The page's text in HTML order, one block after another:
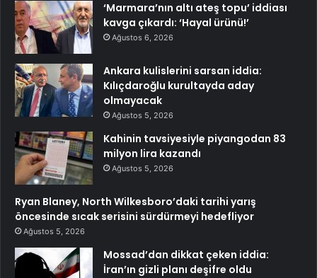
‘Marmara’nın altı ateş topu’ iddiası
kavga çıkardı: ‘Hayal ürünü!’
Ağustos 6, 2026
Ankara kulislerini sarsan iddia:
Kılıçdaroğlu kurultayda aday
olmayacak
Ağustos 5, 2026
Kahinin tavsiyesiyle piyangodan 83
milyon lira kazandı
Ağustos 5, 2026
Ryan Blaney, North Wilkesboro’daki tarihi yarış
öncesinde sıcak serisini sürdürmeyi hedefliyor
Ağustos 5, 2026
Mossad’dan dikkat çeken iddia:
İran’ın gizli planı deşifre oldu